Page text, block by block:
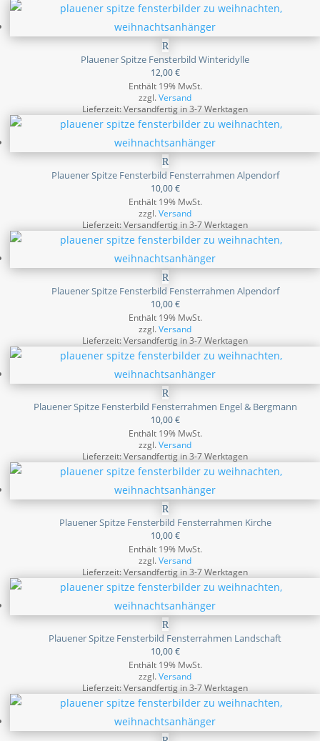
Plauener Spitze Fensterbild Winteridylle
12,00€
Enthält 19% MwSt.
zzgl.Versand
Lieferzeit: Versandfertig in 3-7 Werktagen
Plauener Spitze Fensterbild Fensterrahmen Alpendorf
10,00€
Enthält 19% MwSt.
zzgl.Versand
Lieferzeit: Versandfertig in 3-7 Werktagen
Plauener Spitze Fensterbild Fensterrahmen Alpendorf
10,00€
Enthält 19% MwSt.
zzgl.Versand
Lieferzeit: Versandfertig in 3-7 Werktagen
Plauener Spitze Fensterbild Fensterrahmen Engel & Bergmann
10,00€
Enthält 19% MwSt.
zzgl.Versand
Lieferzeit: Versandfertig in 3-7 Werktagen
Plauener Spitze Fensterbild Fensterrahmen Kirche
10,00€
Enthält 19% MwSt.
zzgl.Versand
Lieferzeit: Versandfertig in 3-7 Werktagen
Plauener Spitze Fensterbild Fensterrahmen Landschaft
10,00€
Enthält 19% MwSt.
zzgl.Versand
Lieferzeit: Versandfertig in 3-7 Werktagen